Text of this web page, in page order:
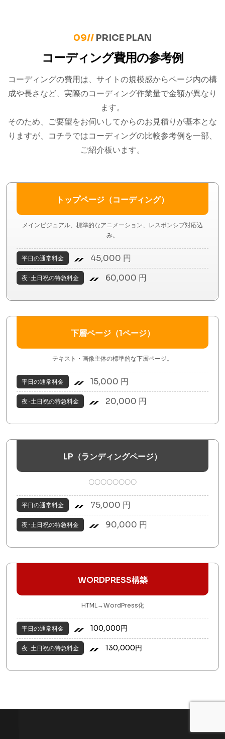
09// PRICE PLAN
コーディング費用の参考例
コーディングの費用は、サイトの規模感からページ内の構
成や長さなど、実際のコーディング作業量で金額が異なり
ます。
そのため、ご要望をお伺いしてからのお見積りが基本とな
りますが、コチラではコーディングの比較参考例を一部、
ご紹介板います。
トップページ（コーディング）
メインビジュアル、標準的なアニメーション、レスポンシブ対応込
み。
平日の通常料金 45,000 円
夜･土日祝の特急料金 60,000 円
下層ページ（1ページ）
テキスト・画像主体の標準的な下層ページ。
平日の通常料金 15,000 円
夜･土日祝の特急料金 20,000 円
LP（ランディングページ）
〇〇〇〇〇〇〇〇
平日の通常料金 75,000 円
夜･土日祝の特急料金 90,000 円
WORDPRESS構築
HTML→WordPress化
平日の通常料金 100,000円
夜･土日祝の特急料金 130,000円